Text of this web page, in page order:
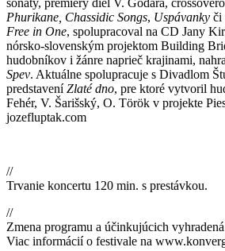
Phurikane, Chassidic Songs, Uspávanky či
Free in One, spolupracoval na CD Jany
nórsko-slovenským projektom Building
hudobníkov i žánre naprieč krajinami,
Spev. Aktuálne spolupracuje s Divadlom
predstaveníZlaté dno, pre ktoré vytvoril
Fehér, V. Šarišský, O. Török v projekte
jozefluptak.com
//
Trvanie koncertu 120 min. s prestávkou.
//
Zmena programu a účinkujúcich
Viac informácií o festivale na